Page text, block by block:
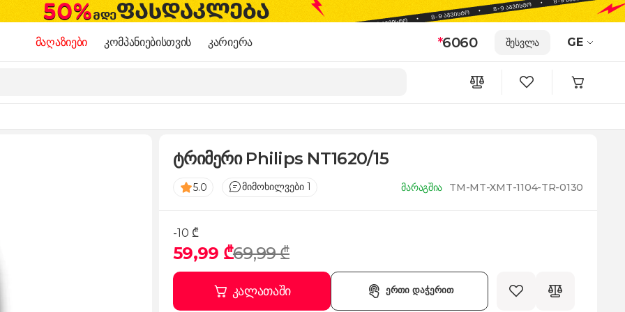
მაღაზიები კომპანიებისთვის კარიერა *6060 შესვლა GE
ტრიმერი Philips NT1620/15
5.0 მიმოხილვები 1 მარაგშია TM-MT-XMT-1104-TR-0130
-10 ₾
59,99 ₾69,99 ₾
კალათაში ერთი დაჭერით